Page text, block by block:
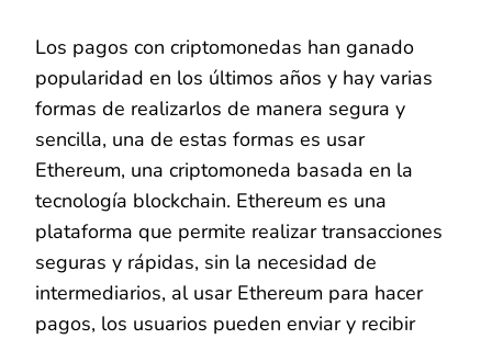
Los pagos con criptomonedas han ganado
popularidad en los últimos años y hay varias
formas de realizarlos de manera segura y
sencilla, una de estas formas es usar
Ethereum, una criptomoneda basada en la
tecnología blockchain. Ethereum es una
plataforma que permite realizar transacciones
seguras y rápidas, sin la necesidad de
intermediarios, al usar Ethereum para hacer
pagos, los usuarios pueden enviar y recibir